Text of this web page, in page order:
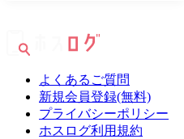
よくあるご質問
新規会員登録(無料)
プライバシーポリシー
ホスログ利用規約